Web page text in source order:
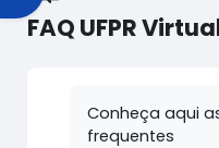
FAQ UFPR
Conheça aqui
frequentes